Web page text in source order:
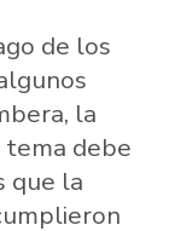
de los
la
tema debe
que la